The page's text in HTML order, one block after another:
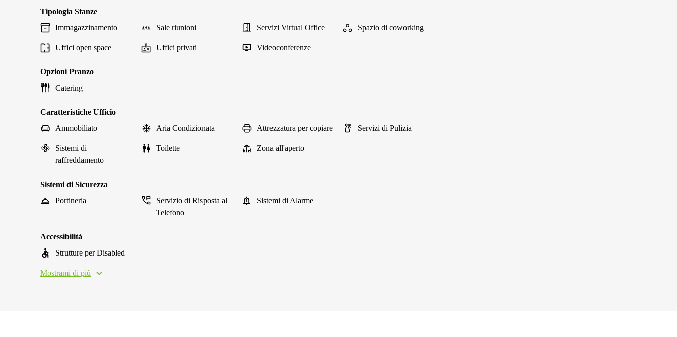
Tipologia Stanze
Immagazzinamento
Sale riunioni Servizi Virtual Office Spazio di coworking
Uffici open space Uffici privati Videoconferenze
Opzioni Pranzo
Catering
Caratteristiche Ufficio
Ammobiliato
Aria Condizionata Attrezzatura per copiare Servizi di Pulizia
Sistemi di
raffreddamento
Toilette Zona all'aperto
Sistemi di Sicurezza
Portineria
Servizio di Risposta al
Telefono
Sistemi di Alarme
Accessibilità
Strutture per Disabled
Mostrami di più